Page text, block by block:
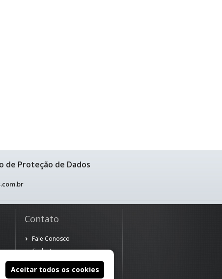
de Proteção de Dados
Contato
Fale Conosco
Cadastre-se
Aceitar todos os cookies